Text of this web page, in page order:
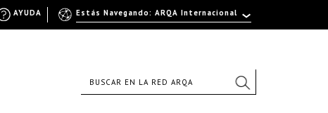
Estás Navegando: ARQA Internacional
AYUDA